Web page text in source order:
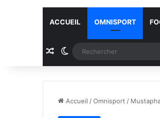
ACCUEIL OMNISPORT
Article Aléatoire
Switch skin
Accueil /Omnisport /